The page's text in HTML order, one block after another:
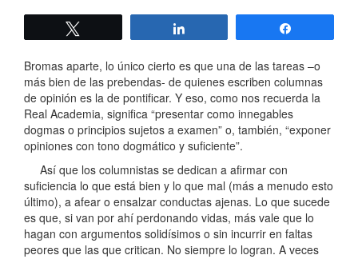
Bromas aparte, lo único cierto es que una de las tareas –o
más bien de las prebendas- de quienes escriben columnas
de opinión es la de pontificar. Y eso, como nos recuerda la
Real Academia, significa “presentar como innegables
dogmas o principios sujetos a examen” o, también, “exponer
opiniones con tono dogmático y suficiente”.
Así que los columnistas se dedican a afirmar con
suficiencia lo que está bien y lo que mal (más a menudo esto
último), a afear o ensalzar conductas ajenas. Lo que sucede
es que, si van por ahí perdonando vidas, más vale que lo
hagan con argumentos solidísimos o sin incurrir en faltas
peores que las que critican. No siempre lo logran. A veces